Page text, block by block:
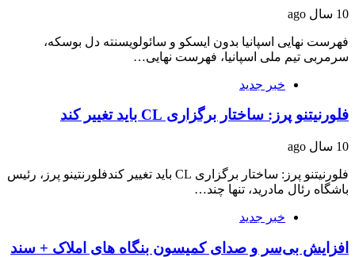
10 سال ago
فهرست نهایی اسپانیا بدون ایسکو و سائولویسنته دل بوسکه،
سرمربی تیم ملی اسپانیا، فهرست نهایی…
خبر جدید
فلورنیتنو پرز: ساختار برگزاری CL باید تغییر کند
10 سال ago
فلورنیتنو پرز: ساختار برگزاری CL باید تغییر کندفلورنتینو پرز، رئیس
باشگاه رئال مادرید، تنها چند…
خبر جدید
افزایش بی‌سر و صدای کمیسون بنگاه های املاک + سند